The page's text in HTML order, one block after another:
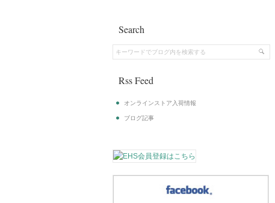
Search
Rss Feed
オンラインストア入荷情報
ブログ記事